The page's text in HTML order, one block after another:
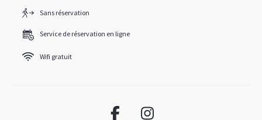
Sans réservation
Service de réservation en ligne
Wifi gratuit